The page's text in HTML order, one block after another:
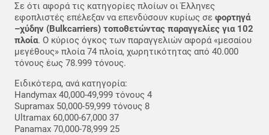
Σε ότι αφορά τις κατηγορίες πλοίων οι Έλληνες
εφοπλιστές επέλεξαν να επενδύσουν κυρίως σε φορτηγά
–χύδην (Bulkcarriers) τοποθετώντας παραγγελίες για 102
πλοία. Ο κύριος όγκος των παραγγελιών αφορά «μεσαίου
μεγέθους» πλοία 74 πλοία, χωρητικότητας από 40.000
τόνους έως 78.999 τόνους.
Ειδικότερα, ανά κατηγορία:
Handymax 40,000-49,999 τόνους 4
Supramax 50,000-59,999 τόνους 8
Ultramax 60,000-67,000 37
Panamax 70,000-78,999 25